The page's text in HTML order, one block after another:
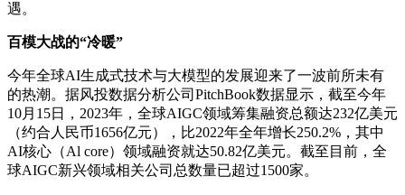
遇。
百模大战的“冷暖”
今年全球AI生成式技术与大模型的发展迎来了一波前所未有
的热潮。据风投数据分析公司PitchBook数据显示，截至今年
10月15日，2023年，全球AIGC领域筹集融资总额达232亿美元
（约合人民币1656亿元），比2022年全年增长250.2%，其中
AI核心（Al core）领域融资就达50.82亿美元。截至目前，全
球AIGC新兴领域相关公司总数量已超过1500家。